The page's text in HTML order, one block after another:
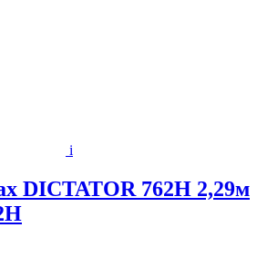
i
DICTATOR 762H 2,29м